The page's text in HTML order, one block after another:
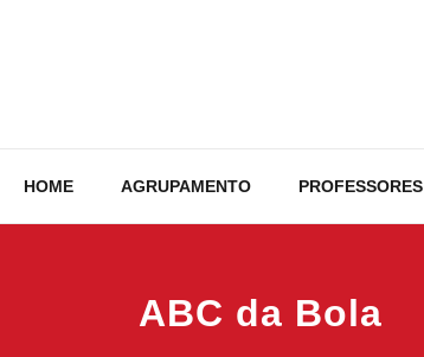
HOME AGRUPAMENTO PROFESSORES
ABC da Bola